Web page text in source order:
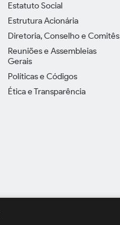
Estatuto Social
Estrutura Acionária
Diretoria, Conselho e Comitês
Reuniões e Assembleias
Gerais
Políticas e Códigos
Ética e Transparência